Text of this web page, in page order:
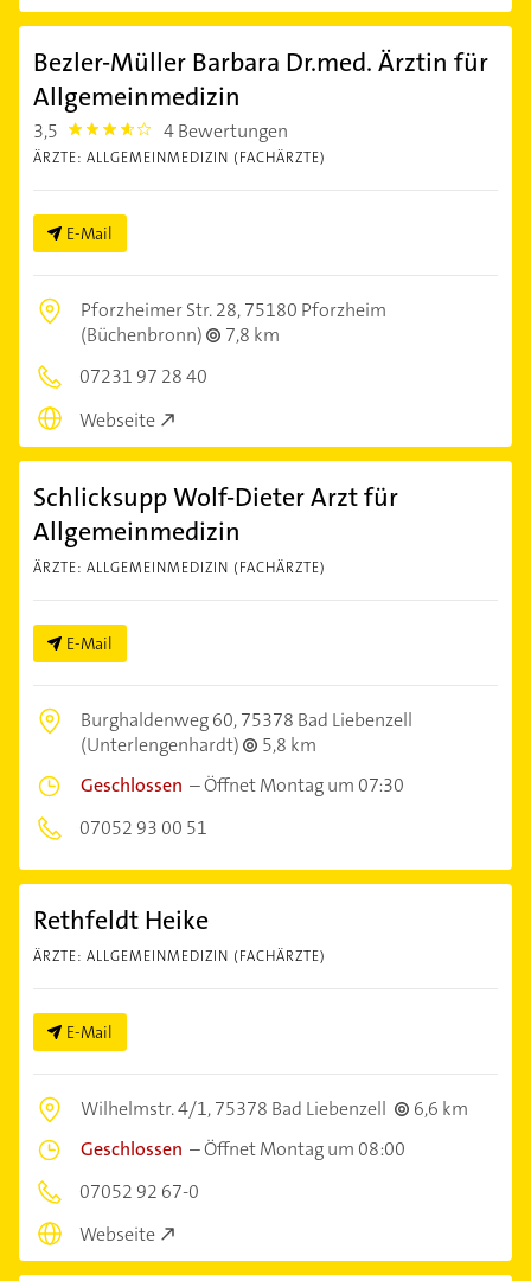
Bezler-Müller Barbara Dr.med. Ärztin für
Allgemeinmedizin
3,5 3.5 4 Bewertungen
ÄRZTE: ALLGEMEINMEDIZIN (FACHÄRZTE)
E-Mail
Pforzheimer Str. 28,75180 Pforzheim
(Büchenbronn)
7,8 km
07231 97 28 40
Webseite
Schlicksupp Wolf-Dieter Arzt für
Allgemeinmedizin
ÄRZTE: ALLGEMEINMEDIZIN (FACHÄRZTE)
E-Mail
Burghaldenweg 60,75378 Bad Liebenzell
(Unterlengenhardt)
5,8 km
Geschlossen –Öffnet Montag um 07:30
07052 93 00 51
Rethfeldt Heike
ÄRZTE: ALLGEMEINMEDIZIN (FACHÄRZTE)
E-Mail
Wilhelmstr. 4/1,75378 Bad Liebenzell
6,6 km
Geschlossen –Öffnet Montag um 08:00
07052 92 67-0
Webseite